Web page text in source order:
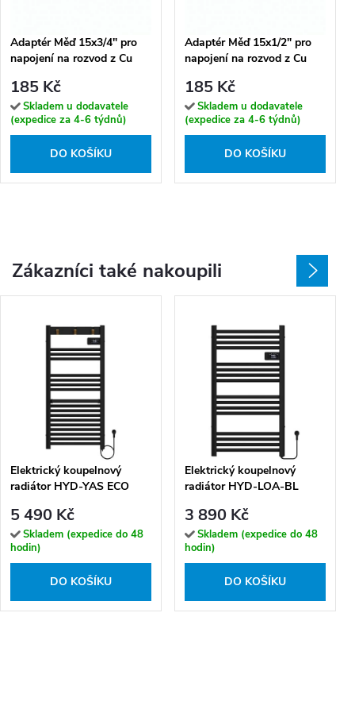
Adaptér Měď 15x3/4" pro
napojení na rozvod z Cu
185 Kč
Skladem u dodavatele
(expedice za 4-6 týdnů)
DO KOŠÍKU
Adaptér Měď 15x1/2" pro
napojení na rozvod z Cu
185 Kč
Skladem u dodavatele
(expedice za 4-6 týdnů)
DO KOŠÍKU
Zákazníci také nakoupili
Elektrický koupelnový
radiátor HYD-YAS ECO
5 490 Kč
Skladem (expedice do 48
hodin)
DO KOŠÍKU
Elektrický koupelnový
radiátor HYD-LOA-BL
3 890 Kč
Skladem (expedice do 48
hodin)
DO KOŠÍKU